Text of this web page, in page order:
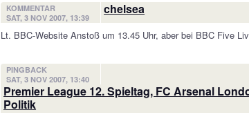
KOMMENTAR
SAT, 3 NOV 2007, 13:39
chelsea
Lt. BBC-Website Anstoß um 13.45 Uhr, aber bei BBC Five
PINGBACK
SAT, 3 NOV 2007, 13:40
Premier League 12. Spieltag, FC Arsenal
Politik